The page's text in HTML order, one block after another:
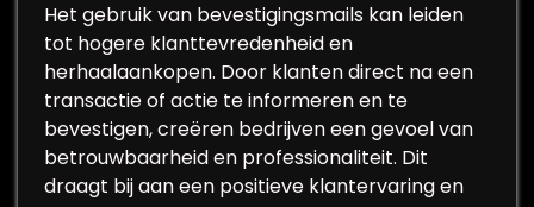
Het gebruik van bevestigingsmails kan leiden
tot hogere klanttevredenheid en
herhaalaankopen. Door klanten direct na een
transactie of actie te informeren en te
bevestigen, creëren bedrijven een gevoel van
betrouwbaarheid en professionaliteit. Dit
draagt bij aan een positieve klantervaring en